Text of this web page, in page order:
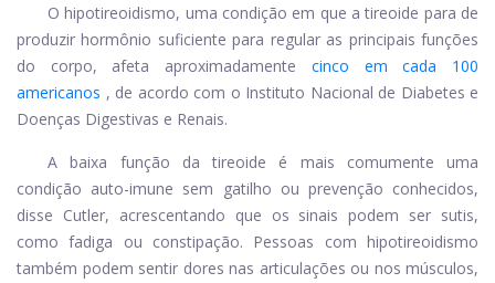
O hipotireoidismo, uma condição em que a tireoide para de
produzir hormônio suficiente para regular as principais funções
do corpo, afeta aproximadamente
cinco em cada 100
americanos , de acordo com o Instituto Nacional de Diabetes e
Doenças Digestivas e Renais.
A baixa função da tireoide é mais comumente uma
condição auto-imune sem gatilho ou prevenção conhecidos,
disse Cutler, acrescentando que os sinais podem ser sutis,
como fadiga ou constipação. Pessoas com hipotireoidismo
também podem sentir dores nas articulações ou nos músculos,